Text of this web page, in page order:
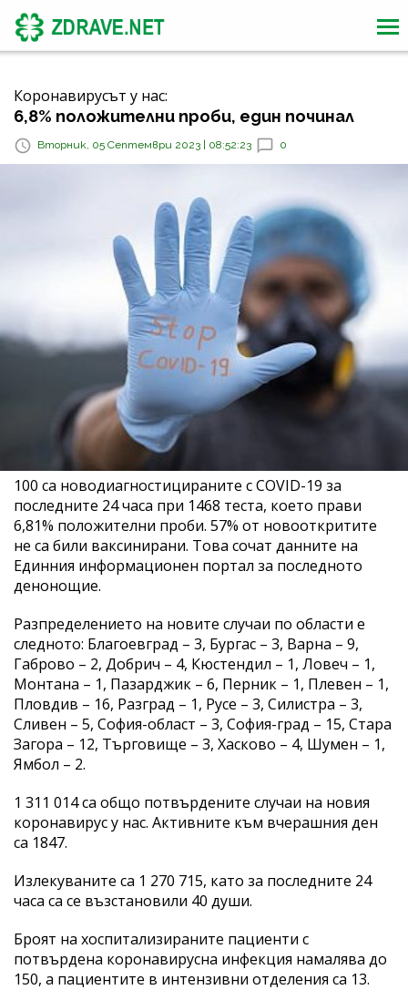
Коронавирусът у нас:
6,8% положителни проби, един починал
Вторник, 05 Септември 2023 | 08:52:23 0
100 са новодиагностицираните с COVID-19 за
последните 24 часа при 1468 теста, което прави
6,81% положителни проби. 57% от новооткритите
не са били ваксинирани. Това сочат данните на
Единния информационен портал за последното
денонощие.
Разпределението на новите случаи по области е
следното: Благоевград – 3, Бургас – 3, Варна – 9,
Габрово – 2, Добрич – 4, Кюстендил – 1, Ловеч – 1,
Монтана – 1, Пазарджик – 6, Перник – 1, Плевен – 1,
Пловдив – 16, Разград – 1, Русе – 3, Силистра – 3,
Сливен – 5, София-област – 3, София-град – 15, Стара
Загора – 12, Търговище – 3, Хасково – 4, Шумен – 1,
Ямбол – 2.
1 311 014 са общо потвърдените случаи на новия
коронавирус у нас. Активните към вчерашния ден
са 1847.
Излекуваните са 1 270 715, като за последните 24
часа са се възстановили 40 души.
Броят на хоспитализираните пациенти с
потвърдена коронавирусна инфекция намалява до
150, а пациентите в интензивни отделения са 13.